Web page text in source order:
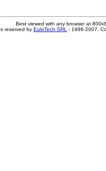
Best viewed with any browser at
reserved by EuloTech SRL - 1996-2007.